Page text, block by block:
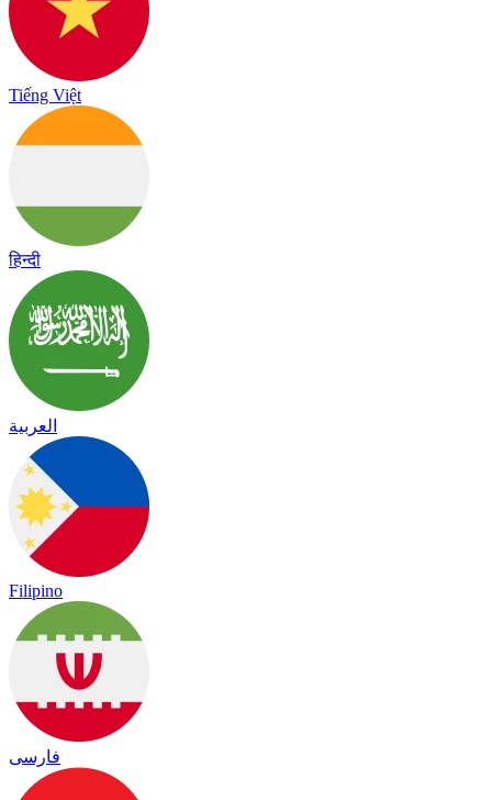
Tiếng Việt
हिन्दी
العربية
Filipino
فارسی